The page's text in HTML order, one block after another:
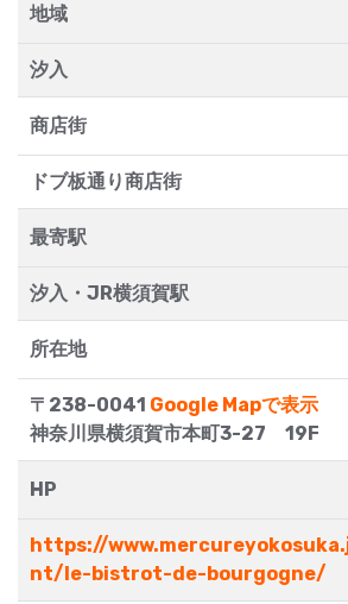
地域
汐入
商店街
ドブ板通り商店街
最寄駅
汐入・JR横須賀駅
所在地
〒238-0041 Google Mapで表示
神奈川県横須賀市本町3-27 19F
HP
https://
nt/le-bistrot-de-bourgogne/